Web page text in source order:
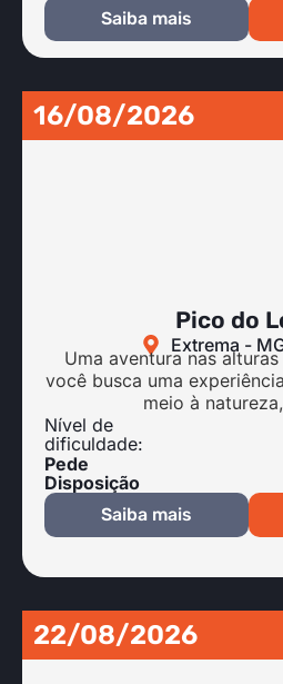
Saiba mais
16/08/2026
Pico do
Extrema -
Uma aventura nas
você busca uma
meio à
Nível de
dificuldade:
Pede
Disposição
Saiba mais
22/08/2026